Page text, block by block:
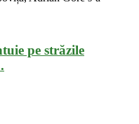
pe străzile